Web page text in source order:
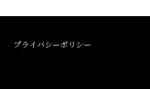
プライバシーポリシー